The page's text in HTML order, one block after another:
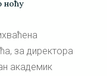
ноћу
за директора
академик